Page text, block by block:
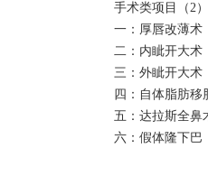
手术类项目（2
一：厚唇改薄术
二：内眦开大术
三：外眦开大术
四：自体脂肪移
五：达拉斯全鼻
六：假体隆下巴